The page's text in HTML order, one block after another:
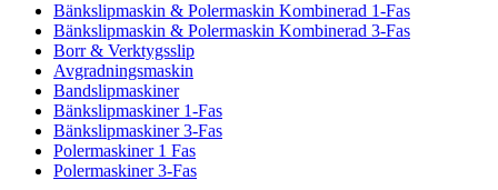
Bänkslipmaskin & Polermaskin Kombinerad 1-Fas
Bänkslipmaskin & Polermaskin Kombinerad 3-Fas
Borr & Verktygsslip
Avgradningsmaskin
Bandslipmaskiner
Bänkslipmaskiner 1-Fas
Bänkslipmaskiner 3-Fas
Polermaskiner 1 Fas
Polermaskiner 3-Fas